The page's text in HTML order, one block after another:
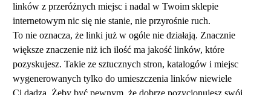
linków z przeróżnych miejsc i nadal w Twoim sklepie
internetowym nic się nie stanie, nie przyrośnie ruch.
To nie oznacza, że linki już w ogóle nie działają. Znacznie
większe znaczenie niż ich ilość ma jakość linków, które
pozyskujesz. Takie ze sztucznych stron, katalogów i miejsc
wygenerowanych tylko do umieszczenia linków niewiele
Ci dadzą. Żeby być pewnym, że dobrze pozycjonujesz swój